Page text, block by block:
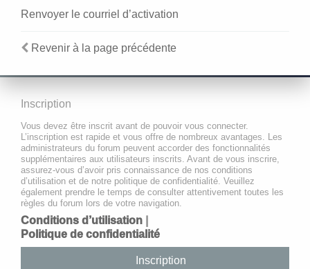
Renvoyer le courriel d’activation
Revenir à la page précédente
Inscription
Vous devez être inscrit avant de pouvoir vous connecter.
L’inscription est rapide et vous offre de nombreux avantages. Les
administrateurs du forum peuvent accorder des fonctionnalités
supplémentaires aux utilisateurs inscrits. Avant de vous inscrire,
assurez-vous d’avoir pris connaissance de nos conditions
d’utilisation et de notre politique de confidentialité. Veuillez
également prendre le temps de consulter attentivement toutes les
règles du forum lors de votre navigation.
Conditions d’utilisation
Politique de confidentialité
Inscription